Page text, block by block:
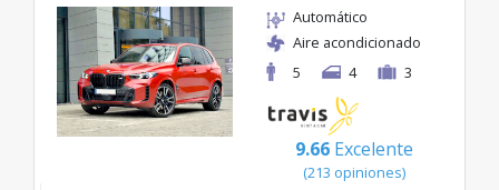
Automático
Aire acondicionado
5
4 3
9.66 Excelente
(213 opiniones)